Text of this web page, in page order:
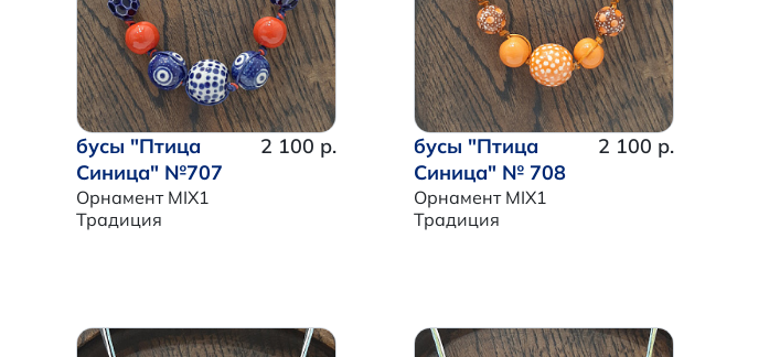
бусы "Птица
Синица" №707
Орнамент MIX1
Традиция
2 100 р.
бусы "Птица
Синица" № 708
Орнамент MIX1
Традиция
2 100 р.